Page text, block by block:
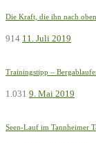
Die Kraft, die ihn nach
914 11. Juli 2019
Trainingstipp –
1.031 9. Mai 2019
Seen-Lauf im Tannheimer